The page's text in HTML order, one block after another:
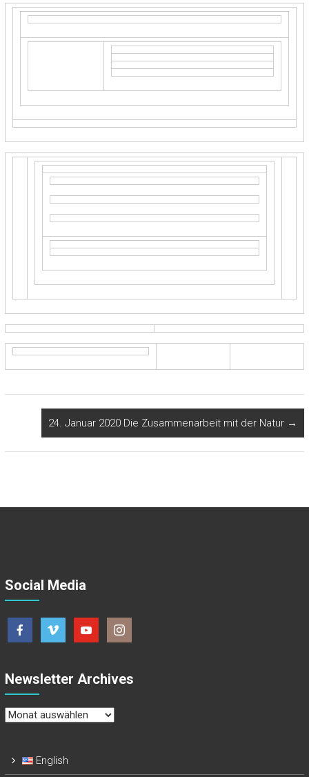
24. Januar 2020 Die Zusammenarbeit mit der Natur →
Social Media
Newsletter Archives
Newsletter
English